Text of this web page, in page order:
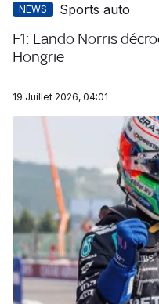
NEWS Sports auto
F1: Lando Norris
Hongrie
19 Juillet 2026, 04:01